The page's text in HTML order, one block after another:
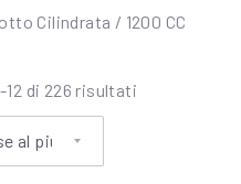
Cilindrata / 1200 CC
di 226 risultati